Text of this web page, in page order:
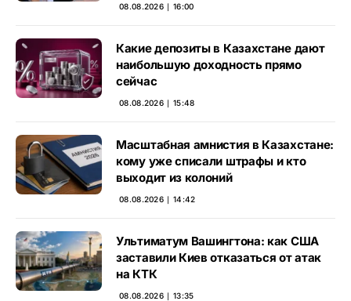
08.08.2026 ∣ 16:00
Какие депозиты в Казахстане дают
наибольшую доходность прямо
сейчас
08.08.2026 ∣ 15:48
Масштабная амнистия в Казахстане:
кому уже списали штрафы и кто
выходит из колоний
08.08.2026 ∣ 14:42
Ультиматум Вашингтона: как США
заставили Киев отказаться от атак
на КТК
08.08.2026 ∣ 13:35